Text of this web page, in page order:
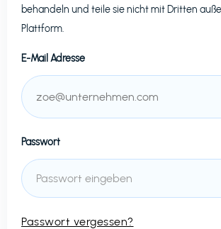
behandeln und teile sie nicht mit Dritten
Plattform.
E-Mail Adresse
Passwort
Passwort vergessen?